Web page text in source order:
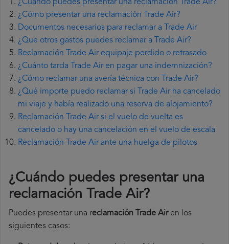
¿Cuándo puedes presentar una reclamación Trade Air?
¿Cómo presentar una reclamación Trade Air?
Documentos necesarios para reclamar a Trade Air
¿Que otros gastos puedes reclamar a Trade Air?
Reclamación Trade Air equipaje perdido o retrasado
¿Cuánto tarda Trade Air en pagar una indemnización?
¿Cómo reclamar una avería técnica con Trade Air?
¿Qué importe puedo reclamar si Trade Air ha cancelado
mi viaje y había realizado una reserva de alojamiento?
Reclamación Trade Air si el vuelo de vuelta es
cancelado o hay una cancelación en el vuelo de escala
Reclamación Trade Air ante una huelga de pilotos
¿Cuándo puedes presentar una
reclamación Trade Air?
Puedes presentar una reclamación Trade Airen los
siguientes casos: